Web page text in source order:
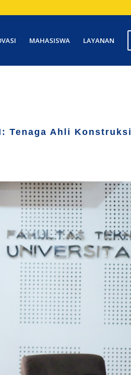
MAHASISWA LAYANAN
Tenaga Ahli Konstruksi